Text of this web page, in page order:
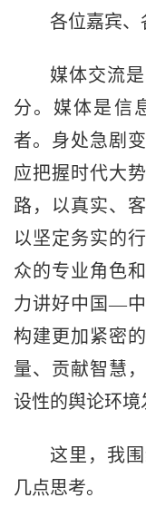
各位嘉宾、
媒体交流
分。媒体是信
者。身处急剧
应把握时代大
路，以真实、
以坚定务实的
众的专业角色
力讲好中国—
构建更加紧密
量、贡献智慧
设性的舆论环境
这里，我
几点思考。